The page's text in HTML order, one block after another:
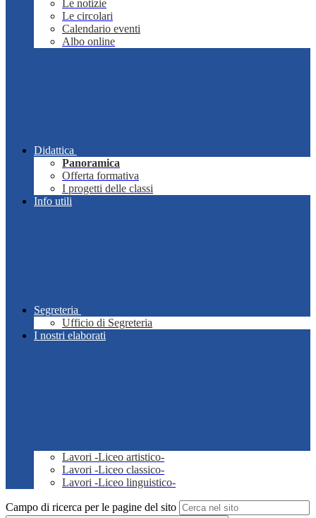
Le notizie
Le circolari
Calendario eventi
Albo online
Didattica
Panoramica
Offerta formativa
I progetti delle classi
Info utili
Segreteria
Ufficio di Segreteria
I nostri elaborati
Lavori -Liceo artistico-
Lavori -Liceo classico-
Lavori -Liceo linguistico-
Campo di ricerca per le pagine del sito